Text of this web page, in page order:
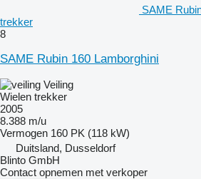
SAME
trekker
8
SAME Rubin 160 Lamborghini
Veiling
Wielen trekker
2005
8.388 m/u
Vermogen 160 PK (118 kW)
Duitsland, Dusseldorf
Blinto GmbH
Contact opnemen met verkoper